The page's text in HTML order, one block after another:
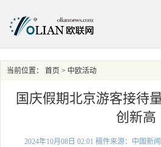
当前位置： 首页 > 中欧活动
国庆假期北京游客接待
创新高
2024年10月08日 02:01 稿件来源：中国新